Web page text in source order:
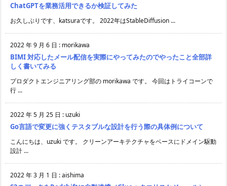
ChatGPTを業務活用できるか検証してみた
お久しぶりです、katsuraです。 2022年はStableDiffusion ...
2022 年 9 月 6 日 : morikawa
BIMI 対応したメール配信を実際にやってみたのでやったこと全部詳
しく書いてみる
プロダクトエンジニアリング部の morikawa です。 今回はトライコーンで
行 ...
2022 年 5 月 25 日 : uzuki
Go言語で変更に強くテスタブルな設計を行う際の具体例について
こんにちは、uzuki です。 クリーンアーキテクチャをベースにドメイン駆動
設計 ...
2022 年 3 月 1 日 :aishima